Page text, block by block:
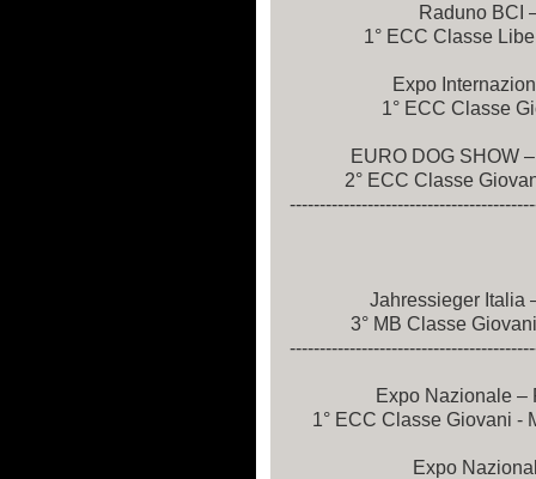
Raduno BCI
1° ECC Classe
Expo
1° ECC Classe
EURO DOG SHOW
2° ECC Classe
Jahressieger Italia
3° MB Classe
Expo Nazionale –
1° ECC Classe Giovani -
Expo